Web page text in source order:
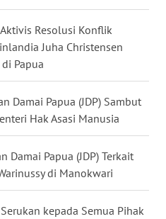
Resolusi Konflik
Juha Christensen
Papua
Damai Papua (JDP) Sambut
Hak Asasi Manusia
Damai Papua (JDP) Terkait
di Manokwari
kepada Semua Pihak